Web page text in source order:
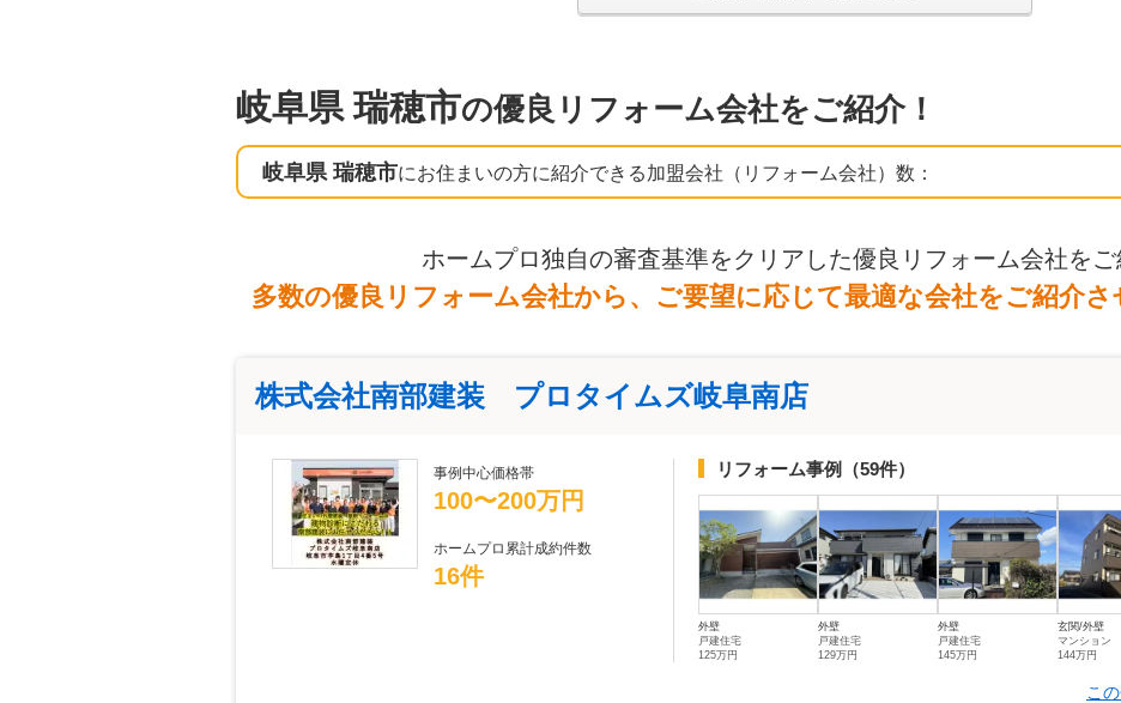
岐阜県 瑞穂市の優良リフォーム会社をご紹介！
岐阜県 瑞穂市にお住まいの方に紹介できる加盟会社（リフォーム会社）数：
ホームプロ独自の審査基準をクリアした優良リフォーム会社をご
多数の優良リフォーム会社から、ご要望に応じて最適な会社をご紹介さ
株式会社南部建装 プロタイムズ岐阜南店
事例中心価格帯
100〜200万円
ホームプロ累計成約件数
16件
リフォーム事例 （59件）
外壁
戸建住宅
125万円
外壁
戸建住宅
129万円
外壁
戸建住宅
145万円
玄関/外壁
マンション
144万円
こ